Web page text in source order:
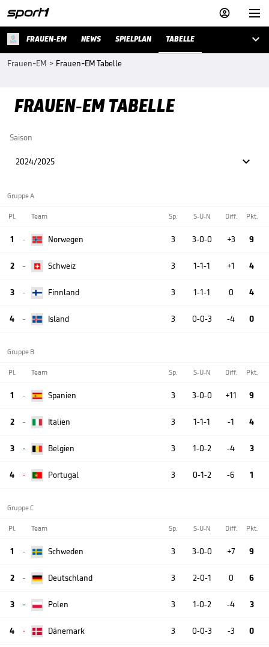


FRAUEN-EM NEWS SPIELPLAN TABELLE 
Frauen-EM > Frauen-EM Tabelle
FRAUEN-EM TABELLE
Saison
2024/2025 
Gruppe A
Pl. Team Sp. S-U-N Diff. Pkt.
1  Norwegen 3 3-0-0 +3 9
2  Schweiz 3 1-1-1 +1 4
3  Finnland 3 1-1-1 0 4
4  Island 3 0-0-3 -4 0
Gruppe B
Pl. Team Sp. S-U-N Diff. Pkt.
1  Spanien 3 3-0-0 +11 9
2  Italien 3 1-1-1 -1 4
3  Belgien 3 1-0-2 -4 3
4  Portugal 3 0-1-2 -6 1
Gruppe C
Pl. Team Sp. S-U-N Diff. Pkt.
1  Schweden 3 3-0-0 +7 9
2  Deutschland 3 2-0-1 0 6
3  Polen 3 1-0-2 -4 3
4  Dänemark 3 0-0-3 -3 0